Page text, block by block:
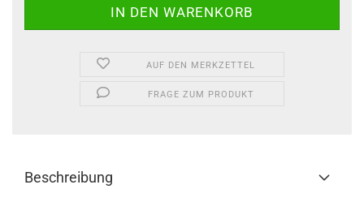
AUF DEN MERKZETTEL
FRAGE ZUM PRODUKT
Beschreibung